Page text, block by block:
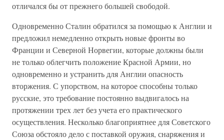
отличался бы от прежнего большей свободой.
Одновременно Сталин обратился за помощью к Англии и
предложил немедленно открыть новые фронты во
Франции и Северной Норвегии, которые должны были
не только облегчить положение Красной Армии, но
одновременно и устранить для Англии опасность
вторжения. С упорством, на которое способны только
русские, это требование постоянно выдвигалось на
протяжении трех лет без учета его практического
осуществления. Несколько благоприятнее для Советского
Союза обстояло дело с поставкой оружия, снаряжения и